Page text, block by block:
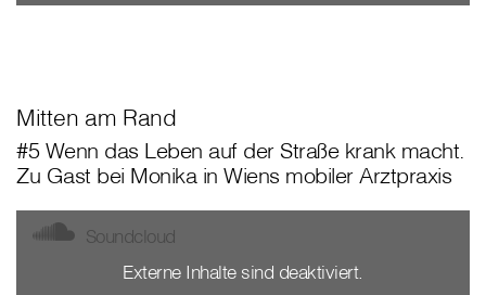
Mitten am Rand
#5 Wenn das Leben auf der Straße krank macht.
Zu Gast bei Monika in Wiens mobiler Arztpraxis
Soundcloud
Externe Inhalte sind deaktiviert.